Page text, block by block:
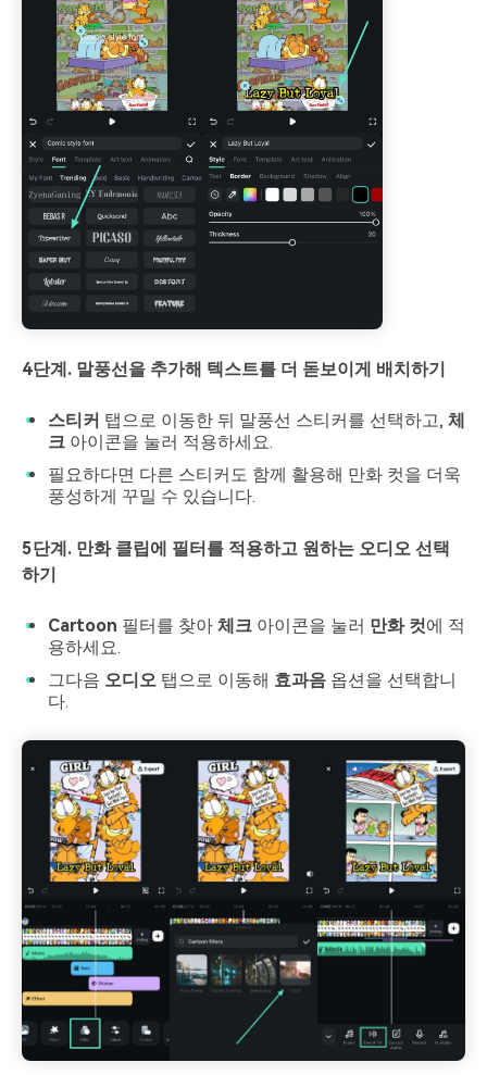
4단계. 말풍선을 추가해 텍스트를 더 돋보이게 배치하기
스티커 탭으로 이동한 뒤 말풍선 스티커를 선택하고, 체
크 아이콘을 눌러 적용하세요.
필요하다면 다른 스티커도 함께 활용해 만화 컷을 더욱
풍성하게 꾸밀 수 있습니다.
5단계. 만화 클립에 필터를 적용하고 원하는 오디오 선택
하기
Cartoon 필터를 찾아 체크 아이콘을 눌러 만화 컷에 적
용하세요.
그다음 오디오 탭으로 이동해 효과음 옵션을 선택합니
다.